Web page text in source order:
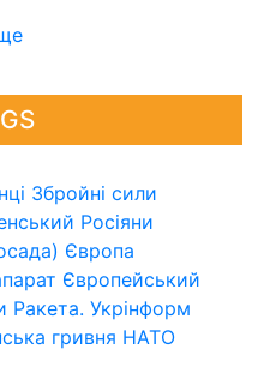
Збройні сили
Росіяни
Європа
Європейський
Ракета. Укрінформ
гривня НАТО